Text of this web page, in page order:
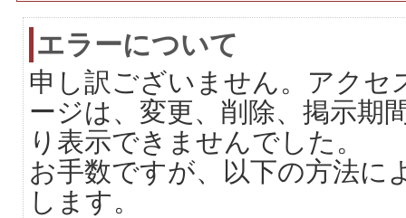
エラーについて
申し訳ございません。アクセ
ージは、変更、削除、掲示期
り表示できませんでした。
お手数ですが、以下の方法に
します。